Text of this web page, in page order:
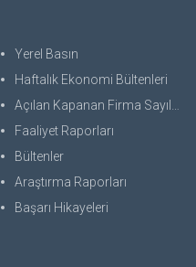
Yerel Basın
Haftalık Ekonomi Bültenleri
Açılan Kapanan Firma Sayıları
Faaliyet Raporları
Bültenler
Araştırma Raporları
Başarı Hikayeleri